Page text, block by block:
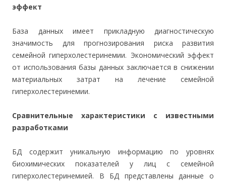
эффект
База данных имеет прикладную диагностическую
значимость для прогнозирования риска развития
семейной гиперхолестеринемии. Экономический эффект
от использования базы данных заключается в снижении
материальных затрат на лечение семейной
гиперхолестеринемии.
Сравнительные характеристики с известными
разработками
БД содержит уникальную информацию по уровнях
биохимических показателей у лиц с семейной
гиперхолестеринемией. В БД представлены данные о